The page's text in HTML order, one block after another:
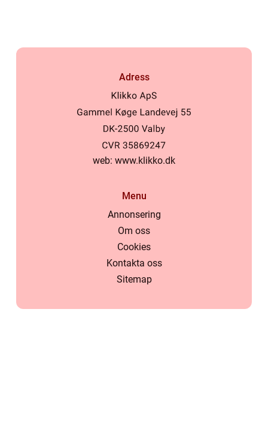
Adress
web: www.klikko.dk
Menu
Annonsering
Om oss
Cookies
Kontakta oss
Sitemap